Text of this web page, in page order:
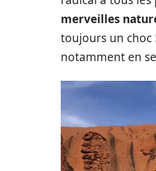
merveilles
toujours un choc
notamment en